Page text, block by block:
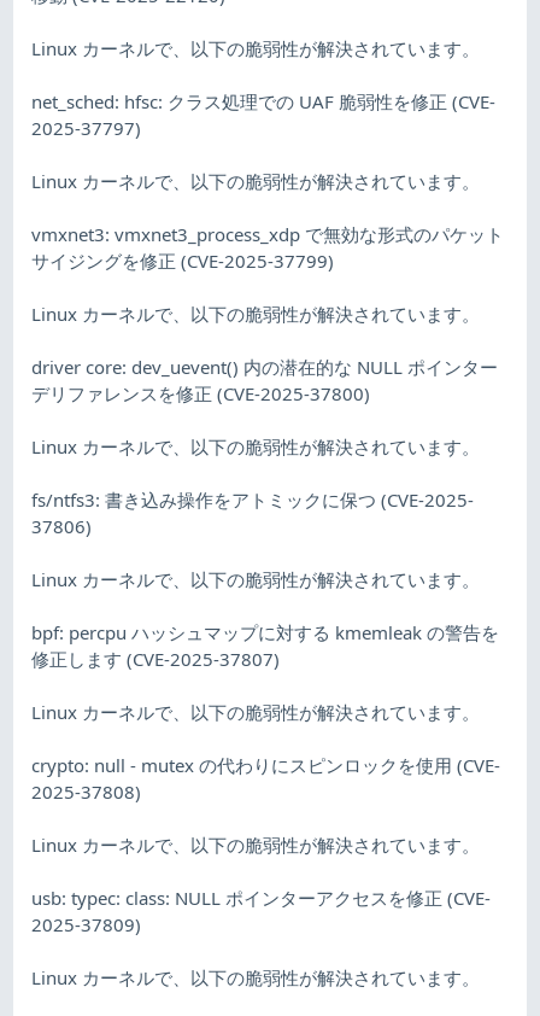
Linux カーネルで、以下の脆弱性が解決されています。
net_sched: hfsc: クラス処理での UAF 脆弱性を修正 (CVE-
2025-37797)
Linux カーネルで、以下の脆弱性が解決されています。
vmxnet3: vmxnet3_process_xdp で無効な形式のパケット
サイジングを修正 (CVE-2025-37799)
Linux カーネルで、以下の脆弱性が解決されています。
driver core: dev_uevent() 内の潜在的な NULL ポインター
デリファレンスを修正 (CVE-2025-37800)
Linux カーネルで、以下の脆弱性が解決されています。
fs/ntfs3: 書き込み操作をアトミックに保つ (CVE-2025-
37806)
Linux カーネルで、以下の脆弱性が解決されています。
bpf: percpu ハッシュマップに対する kmemleak の警告を
修正します (CVE-2025-37807)
Linux カーネルで、以下の脆弱性が解決されています。
crypto: null - mutex の代わりにスピンロックを使用 (CVE-
2025-37808)
Linux カーネルで、以下の脆弱性が解決されています。
usb: typec: class: NULL ポインターアクセスを修正 (CVE-
2025-37809)
Linux カーネルで、以下の脆弱性が解決されています。